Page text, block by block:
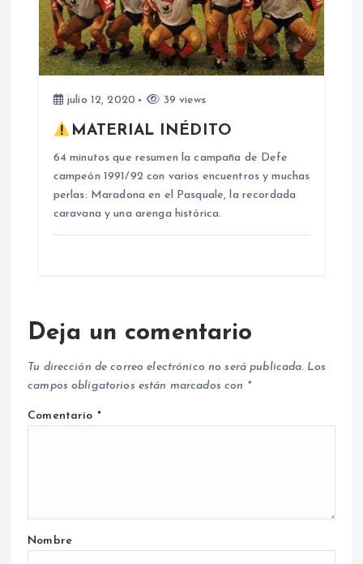
a
s
julio 12, 2020 39 views
MATERIAL INÉDITO
64 minutos que resumen la campaña de Defe
campeón 1991/92 con varios encuentros y muchas
perlas: Maradona en el Pasquale, la recordada
caravana y una arenga histórica.
Deja un comentario
Tu dirección de correo electrónico no será publicada. Los
campos obligatorios están marcados con *
Comentario *
Nombre